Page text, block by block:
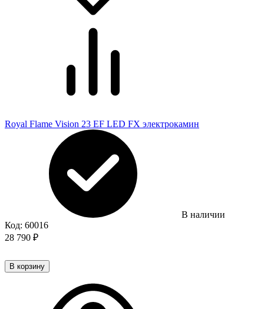
Royal Flame Vision 23 EF LED FX электрокамин
В наличии
Код: 60016
28 790 ₽
В корзину